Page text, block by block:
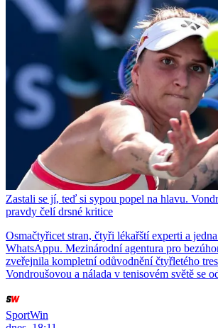
Zastali se jí, teď si sypou popel na hlavu.
pravdy čelí drsné kritice
Osmačtyřicet stran, čtyři lékařští experti a
WhatsAppu. Mezinárodní agentura pro
zveřejnila kompletní odůvodnění čtyřletého
Vondroušovou a nálada v tenisovém světě se
SportWin